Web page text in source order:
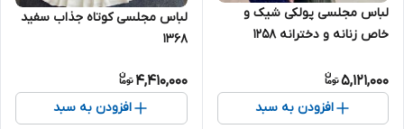
لباس مجلسی پولکی شیک و
خاص زنانه و دخترانه ۱۲۵۸
5,121,000
افزودن به سبد
لباس مجلسی کوتاه جذاب سفید
۱۳۶۸
4,410,000
افزودن به سبد